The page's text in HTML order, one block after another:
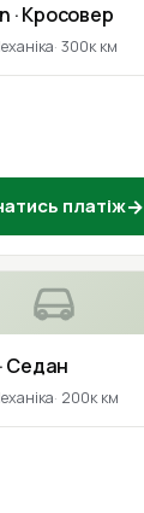
· Кросовер
300к км
платіж→
· Седан
200к км